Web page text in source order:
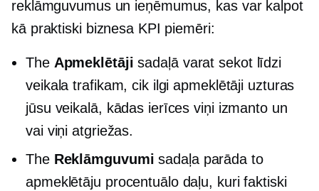
reklāmguvumus un ieņēmumus, kas var kalpot
kā praktiski biznesa KPI piemēri:
The Apmeklētāji sadaļā varat sekot līdzi
veikala trafikam, cik ilgi apmeklētāji uzturas
jūsu veikalā, kādas ierīces viņi izmanto un
vai viņi atgriežas.
The Reklāmguvumi sadaļa parāda to
apmeklētāju procentuālo daļu, kuri faktiski